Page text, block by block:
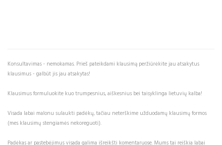
Konsultavimas - nemokamas. Prieš pateikdami klausimą peržiūrėkite jau atsakytus
klausimus - galbūt jis jau atsakytas!
Klausimus formuluokite kuo trumpesnius, aiškesnius bei taisyklinga lietuvių kalba!
Visada labai malonu sulaukti padėkų, tačiau neterškime užduodamų klausimų formos
(mes klausimų stengiamės nekoreguoti).
Padėkas ar pastebėjimus visada galima išreikšti komentaruose. Mums tai reiškia labai